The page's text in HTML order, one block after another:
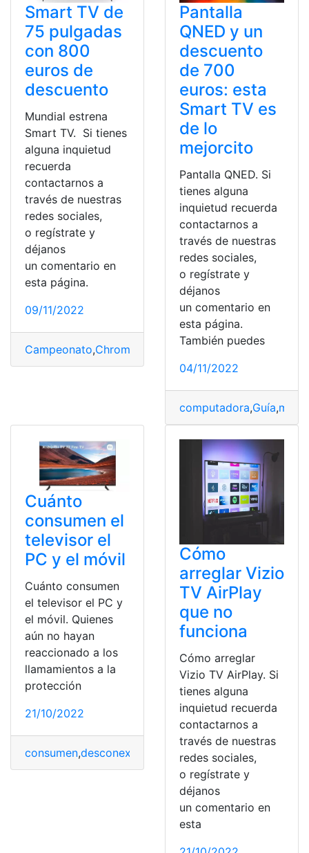
Smart TV de
75 pulgadas
con 800
euros de
descuento
Mundial estrena
Smart TV. Si tienes
alguna inquietud
recuerda
contactarnos a
través de nuestras
redes sociales,
o regístrate y
déjanos
un comentario en
esta página.
09/11/2022
Campeonato,Chromecast federacion,Futbol,Google
Pantalla
QNED y un
descuento
de 700
euros: esta
Smart TV es
de lo
mejorcito
Pantalla QNED. Si
tienes alguna
inquietud recuerda
contactarnos a
través de nuestras
redes sociales,
o regístrate y
déjanos
un comentario en
esta página.
También puedes
04/11/2022
computadora,Guía,
Cuánto
consumen el
televisor el
PC y el móvil
Cuánto consumen
el televisor el PC y
el móvil. Quienes
aún no hayan
reaccionado a los
llamamientos a la
protección
21/10/2022
consumen,desconexión ,Pc, Televisor
Cómo
arreglar Vizio
TV AirPlay
que no
funciona
Cómo arreglar
Vizio TV AirPlay. Si
tienes alguna
inquietud recuerda
contactarnos a
través de nuestras
redes sociales,
o regístrate y
déjanos
un comentario en
esta